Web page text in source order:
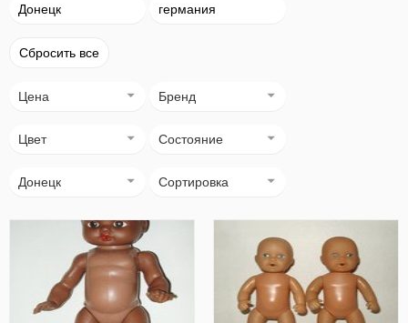
Донецк германия
Сбросить все
Цена Бренд
Цвет Состояние
Донецк Сортировка